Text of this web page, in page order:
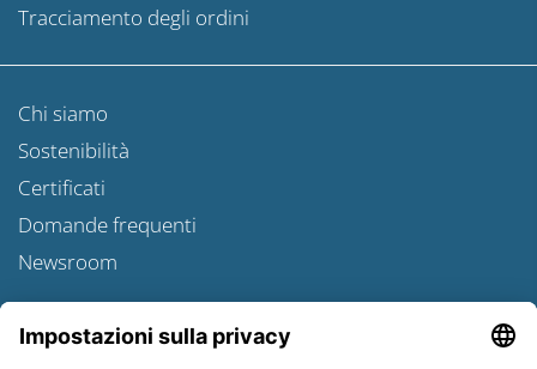
Tracciamento degli ordini
Chi siamo
Sostenibilità
Certificati
Domande frequenti
Newsroom
Informativa sulle spedizioni